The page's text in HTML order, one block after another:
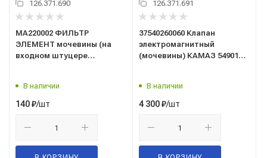
126.371.690
MA220002 ФИЛЬТР
ЭЛЕМЕНТ мочевины (на
входном штуцере
В наличии
140₽/шт
126.371.691
37540260060 Клапан
электромагнитный
(мочевины) КАМАЗ 54901
В наличии
4 300₽/шт